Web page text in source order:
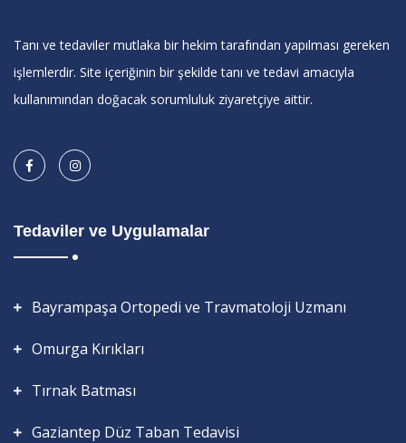
Tanı ve tedaviler mutlaka bir hekim tarafından yapılması gereken
işlemlerdir. Site içeriğinin bir şekilde tanı ve tedavi amacıyla
kullanımından doğacak sorumluluk ziyaretçiye aittir.
Tedaviler ve Uygulamalar
Bayrampaşa Ortopedi ve Travmatoloji Uzmanı
Omurga Kırıkları
Tırnak Batması
Gaziantep Düz Taban Tedavisi